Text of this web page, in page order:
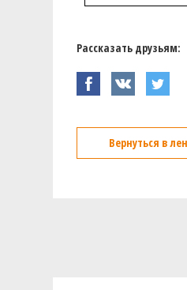
Рассказать друзьям:
Вернуться в